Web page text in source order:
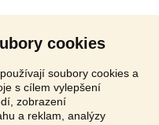
cookies
soubory cookies a
s cílem vylepšení
zobrazení
a reklam, analýzy
pes- [30.6. 2026]